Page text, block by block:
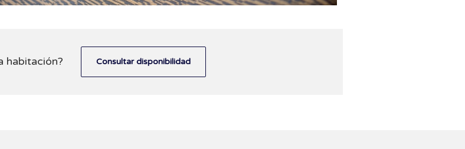
habitación? Consultar disponibilidad